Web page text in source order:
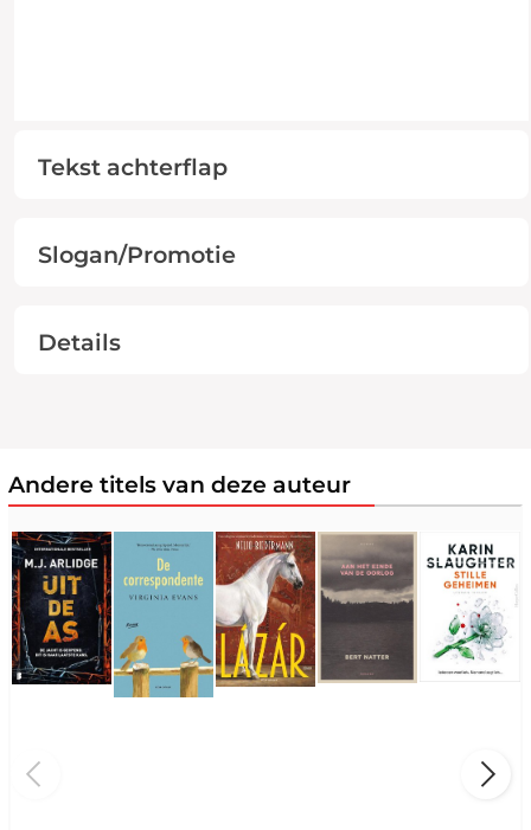
Tekst achterflap
Slogan/Promotie
Details
Andere titels van deze auteur